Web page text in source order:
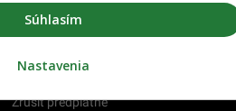
Redakcia
Zrušiť predplatné
Súhlasím
Nastavenia